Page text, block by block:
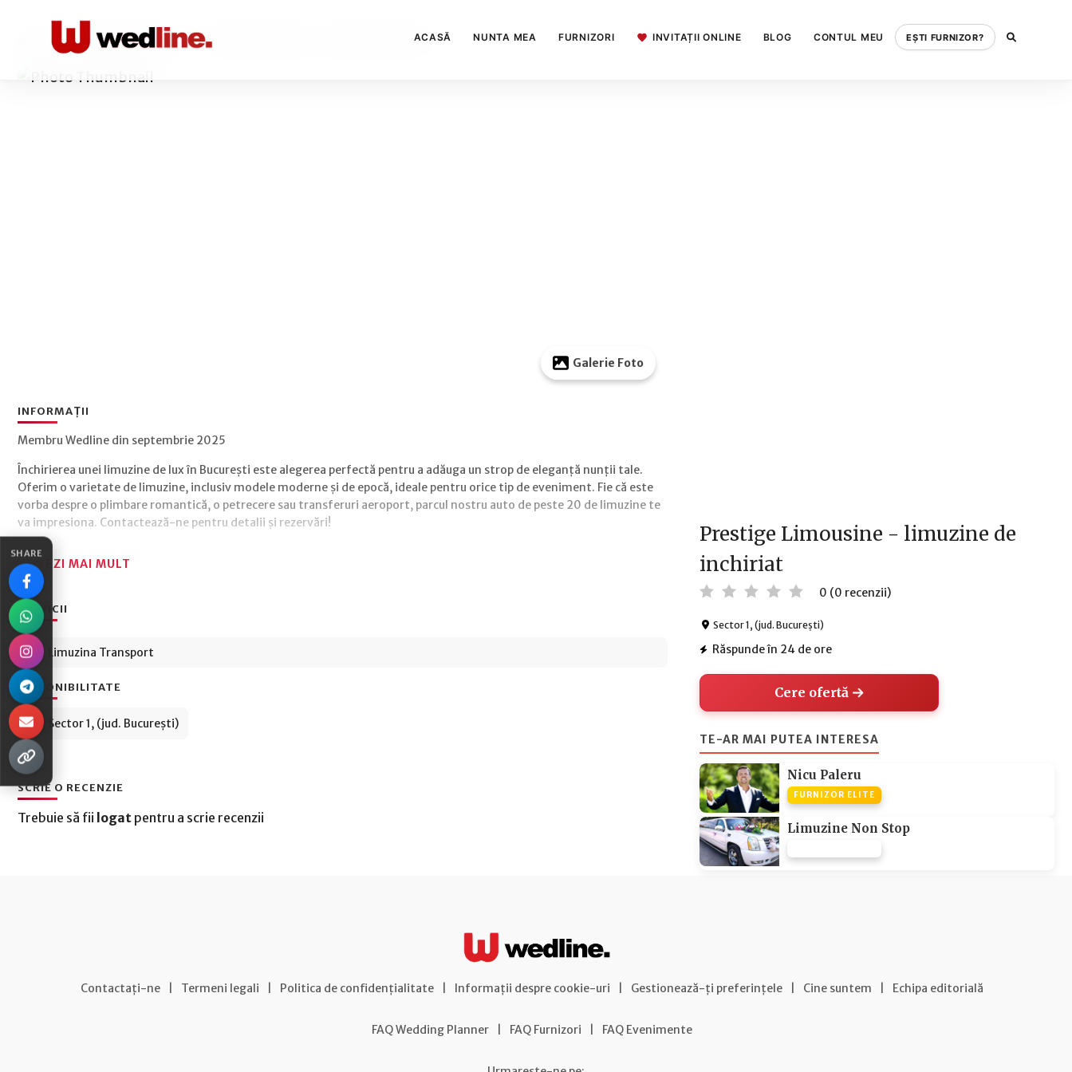
ACASĂ NUNTA MEA FURNIZORI INVITAȚII ONLINE BLOG CONTUL MEU EȘTI FURNIZOR?
SHARE
/ Limuzina Transport / Prestige Limousine - limuzine de inchiriat
Galerie Foto
Prestige Limousine - limuzine de
inchiriat
0 (0 recenzii)
Sector 1, (jud. București)
Răspunde în 24 de ore
Cere ofertă
TE-AR MAI PUTEA INTERESA
Nicu Paleru
FURNIZOR ELITE
Limuzine Non Stop
INFORMAȚII
Membru Wedline din septembrie 2025
Închirierea unei limuzine de lux în București este alegerea perfectă pentru a adăuga un strop de eleganță nunții tale.
Oferim o varietate de limuzine, inclusiv modele moderne și de epocă, ideale pentru orice tip de eveniment. Fie că este
vorba despre o plimbare romantică, o petrecere sau transferuri aeroport, parcul nostru auto de peste 20 de limuzine te
va impresiona. Contactează-ne pentru detalii și rezervări!
VEZI MAI MULT
SERVICII
Limuzina Transport
DISPONIBILITATE
Sector 1, (jud. București)
SCRIE O RECENZIE
Trebuie să fii logat pentru a scrie recenzii
Contactați-ne Termeni legali Politica de confidențialitate Informații despre cookie-uri Gestionează-ți preferințele Cine suntem Echipa editorială
FAQ Wedding Planner FAQ Furnizori FAQ Evenimente